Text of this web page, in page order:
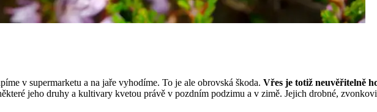
v supermarketu a na jaře vyhodíme. To je ale obrovská škoda. Vřes je totiž neuvěřitelně
jeho druhy a kultivary kvetou právě v pozdním podzimu a v zimě. Jejich drobné,